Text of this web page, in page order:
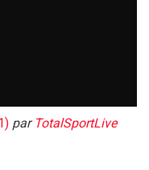
par TotalSportLive